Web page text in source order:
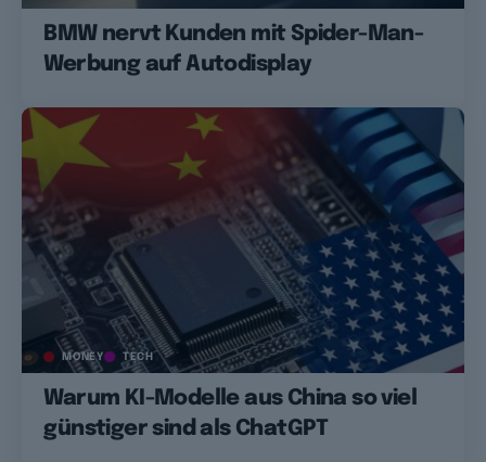
BMW nervt Kunden mit Spider-Man-
Werbung auf Autodisplay
MONEY TECH
Warum KI-Modelle aus China so viel
günstiger sind als ChatGPT